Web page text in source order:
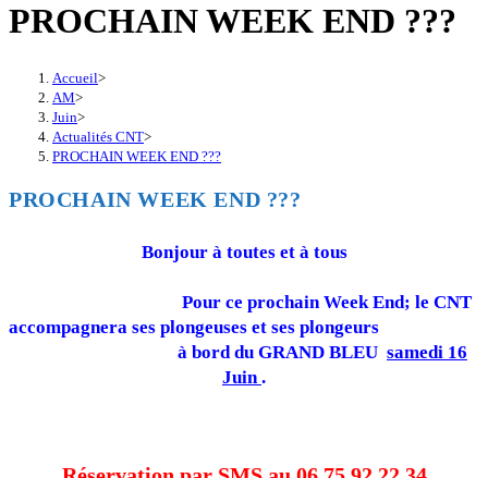
PROCHAIN WEEK END ???
Accueil>
AM>
Juin>
Actualités CNT>
PROCHAIN WEEK END ???
PROCHAIN WEEK END ???
Bonjour à toutes et à tous
Pour ce prochain Week End; le CNT
accompagnera ses plongeuses et ses plongeurs
à bord du GRAND BLEU samedi 16
Juin .